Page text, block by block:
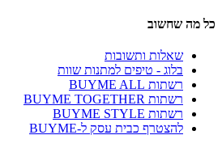
כל מה שחשוב
שאלות ותשובות
בלוג - טיפים למתנות שוות
רשתות BUYME ALL
רשתות BUYME TOGETHER
רשתות BUYME STYLE
להצטרף כבית עסק ל-BUYME